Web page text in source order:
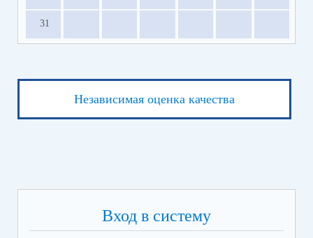
31
Независимая оценка качества
Вход в систему